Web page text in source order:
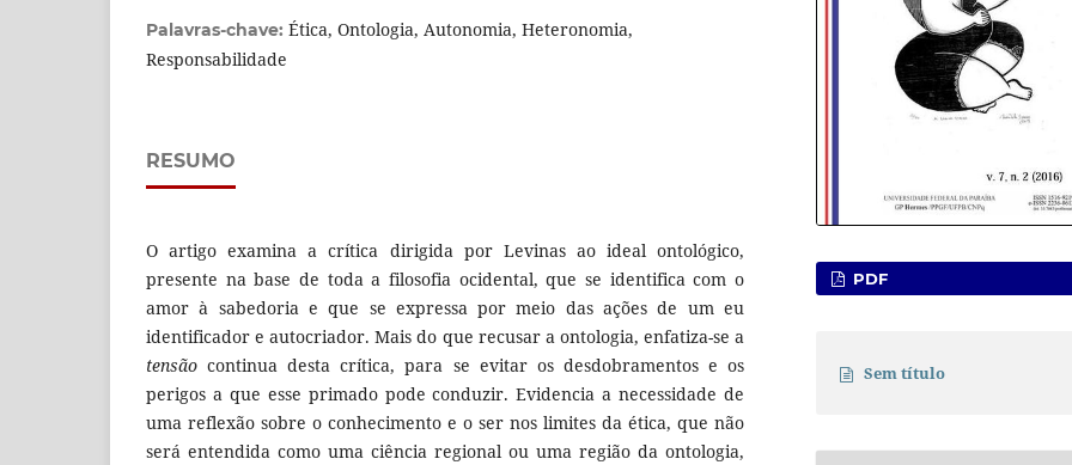
Palavras-chave: Ética, Ontologia, Autonomia, Heteronomia,
Responsabilidade
RESUMO
O artigo examina a crítica dirigida por Levinas ao ideal ontológico,
presente na base de toda a filosofia ocidental, que se identifica com o
amor à sabedoria e que se expressa por meio das ações de um eu
identificador e autocriador. Mais do que recusar a ontologia, enfatiza-se a
tensãocontinua desta crítica, para se evitar os desdobramentos e os
perigos a que esse primado pode conduzir. Evidencia a necessidade de
uma reflexão sobre o conhecimento e o ser nos limites da ética, que não
será entendida como uma ciência regional ou uma região da ontologia,
PDF
Sem título